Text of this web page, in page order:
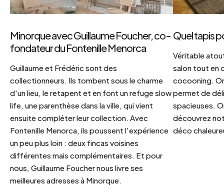
Minorque avec Guillaume Foucher, co-
fondateur du Fontenille Menorca
Guillaume et Frédéric sont des
collectionneurs. Ils tombent sous le charme
d'un lieu, le retapent et en font un refuge slow
life, une parenthèse dans la ville, qui vient
ensuite compléter leur collection. Avec
Fontenille Menorca, ils poussent l'expérience
un peu plus loin : deux fincas voisines
différentes mais complémentaires. Et pour
nous, Guillaume Foucher nous livre ses
meilleures adresses à Minorque.
Quel tapis
Véritable
salon tout en
cocooning.
permet de
spacieuses.
découvrez
déco